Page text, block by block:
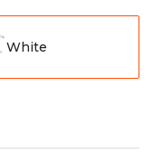
White